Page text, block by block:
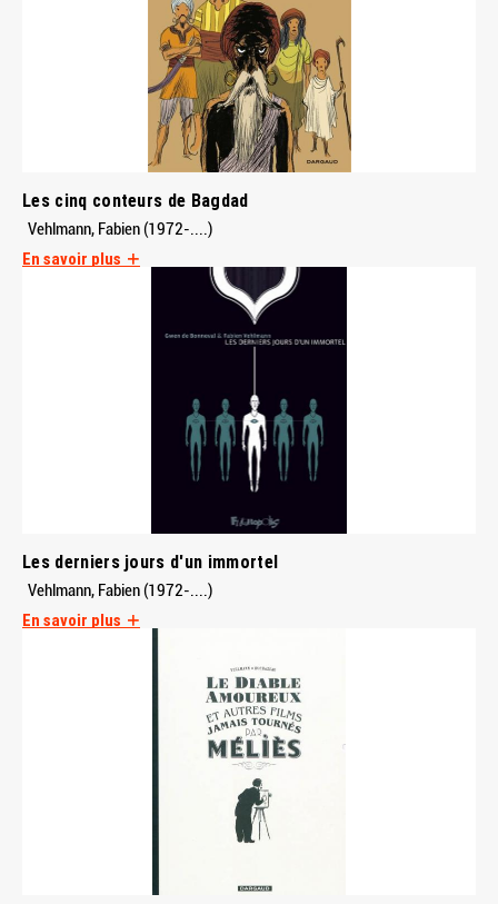
Les cinq conteurs de Bagdad
Vehlmann, Fabien (1972-....)
En savoir plus
Les derniers jours d'un immortel
Vehlmann, Fabien (1972-....)
En savoir plus